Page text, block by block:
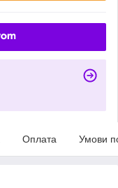
Оплата Умови